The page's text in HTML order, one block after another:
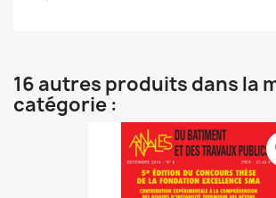
16 autres produits dans la
catégorie :